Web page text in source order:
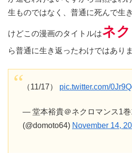
生ものではなく、普通に死んで生
けどこの漫画のタイトルはネ
ら普通に生き返ったわけではありま
（11/17） pic.twitter.com/
— 堂本裕貴＠ネクロマンス1巻
(@domoto64) November 14,